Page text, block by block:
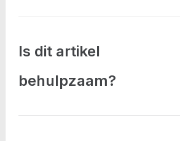
Is dit artikel
behulpzaam?